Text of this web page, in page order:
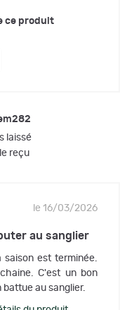
ce produit
laissé
reçu
le 16/03/2026
au sanglier
est terminée.
C'est un bon
au sanglier.